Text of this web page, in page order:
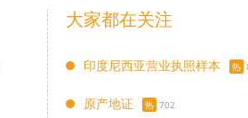
大家都在关注
印度尼西亚营业执照样本 热
原产地证 热 702